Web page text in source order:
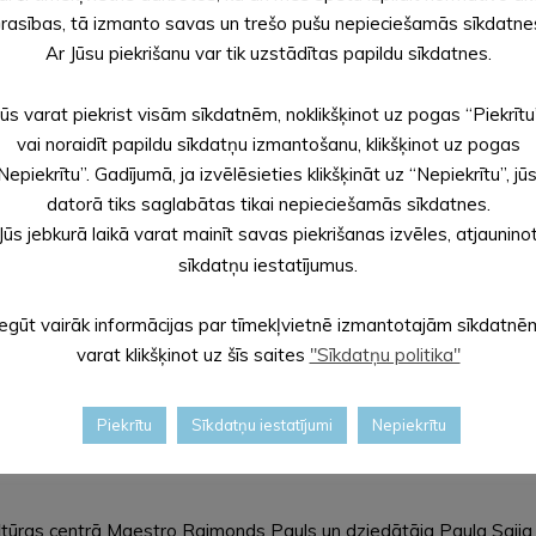
biznesa forumā Černivcu pašvaldībā
vietnieki Aivars Fomins un Jānis Sadovņikovs
pilsēta dienvidrietumu Ukrainā. Pilsētas iedzīvotāju skaits ir
centrā Maestro Raimonds Pauls un dziedātāja Paula
tā izmanto savas un trešo pušu nepieciešamās
Ar Jūsu piekrišanu var tik uzstādītas papildu sīkdatnes.
varat piekrist visām sīkdatnēm, noklikšķinot uz pogas
vai noraidīt papildu sīkdatņu izmantošanu, klikšķinot uz pogas
Gadījumā, ja izvēlēsieties klikšķināt uz “Nepiekrītu”,
datorā tiks saglabātas tikai nepieciešamās sīkdatnes.
Jūs jebkurā laikā varat mainīt savas piekrišanas izvēles,
sīkdatņu iestatījumus.
vairāk informācijas par tīmekļvietnē izmantotajām
varat klikšķinot uz šīs saites "Sīkdatņu politika"
Piekrītu Sīkdatņu iestatījumi Nepiekrītu